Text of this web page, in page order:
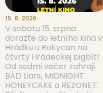
15. 8. 2026
V sobotu 15. srpna
dorazte do letního kina v
Hrádku u Rokycan na
čtvrtý Hrádeckej bigbít!
Od sedmi večer zahrají
BAD Liars, MIDNIGHT
HONEYCAKE a REZONET.